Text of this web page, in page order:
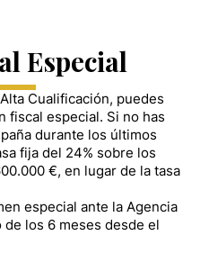
Especial
Cualificación, puedes
fiscal especial. Si no has
durante los últimos
fija del 24% sobre los
€, en lugar de la tasa
especial ante la Agencia
los 6 meses desde el